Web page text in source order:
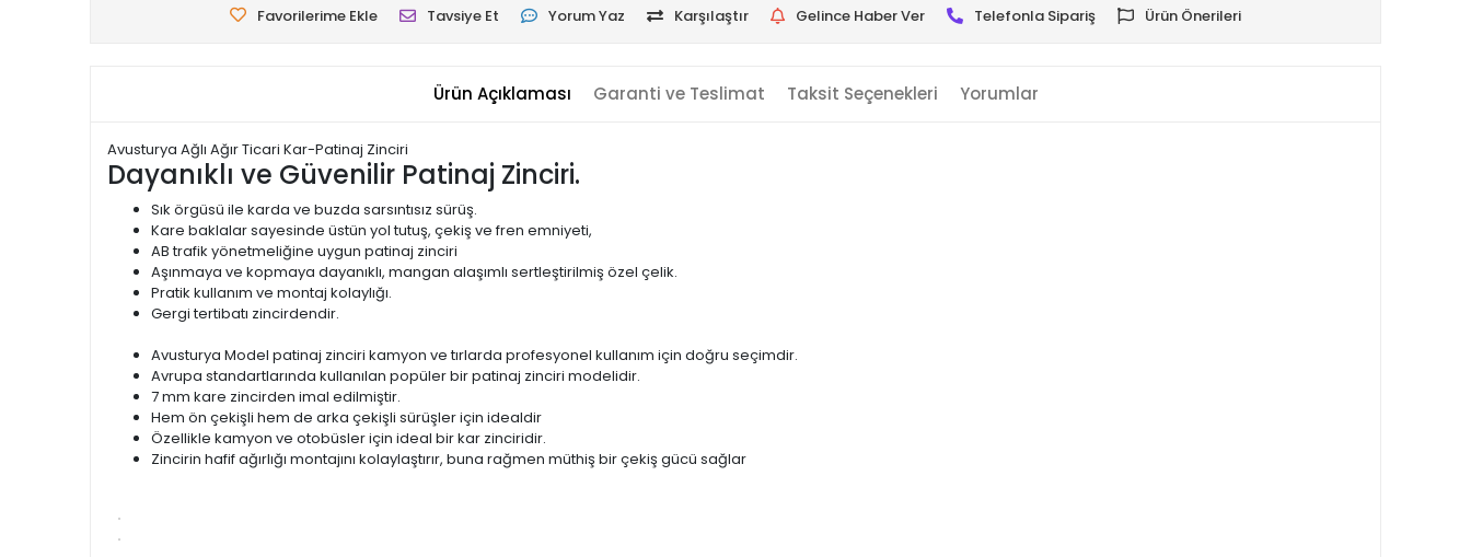
Favorilerime Ekle Tavsiye Et Yorum Yaz Karşılaştır Gelince Haber Ver Telefonla Sipariş Ürün Önerileri
Ürün Açıklaması Garanti ve Teslimat Taksit Seçenekleri Yorumlar
Avusturya Ağlı Ağır Ticari Kar-Patinaj Zinciri
Dayanıklı ve Güvenilir Patinaj Zinciri.
Sık örgüsü ile karda ve buzda sarsıntısız sürüş.
Kare baklalar sayesinde üstün yol tutuş, çekiş ve fren emniyeti,
AB trafik yönetmeliğine uygun patinaj zinciri
Aşınmaya ve kopmaya dayanıklı, mangan alaşımlı sertleştirilmiş özel çelik.
Pratik kullanım ve montaj kolaylığı.
Gergi tertibatı zincirdendir.
Avusturya Model patinaj zinciri kamyon ve tırlarda profesyonel kullanım için doğru seçimdir.
Avrupa standartlarında kullanılan popüler bir patinaj zinciri modelidir.
7 mm kare zincirden imal edilmiştir.
Hem ön çekişli hem de arka çekişli sürüşler için idealdir
Özellikle kamyon ve otobüsler için ideal bir kar zinciridir.
Zincirin hafif ağırlığı montajını kolaylaştırır, buna rağmen müthiş bir çekiş gücü sağlar